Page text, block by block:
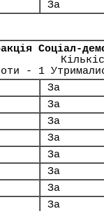
За
Соціал-
- 1
За
За
За
За
За
За
За
За